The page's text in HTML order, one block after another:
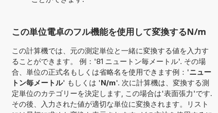
この単位電卓のフル機能を使用して変換するN/m
この計算機では、元の測定単位と一緒に変換する値を入力す
ることができます。 例：'81 ニュートン毎メートル'. その場
合、単位の正式名もしくは省略名を使用できます例：'ニュー
トン毎メートル' もしくは 'N/m'. 次に計算機は、変換する測
定単位のカテゴリーを決定します, この場合は'表面張力'です.
その後、入力された値が適切な単位に変換されます。リスト